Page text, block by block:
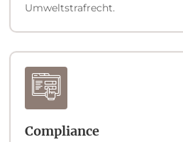
Umweltstrafrecht.
Compliance